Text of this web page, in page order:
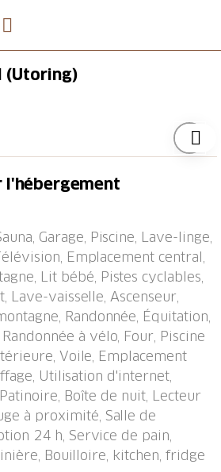
(Utoring)
tranquille, ensoleillée sur
piscine couverte. Infrastructures
salon avec TV, Connexion
Salle de jeux, ascenseur, local
central, lave-linge (en
et service boissons.
la maison par un chemin
(couvert, nombre de places
en commun (en sus). Magasins
m, arrêt du bus, gare
400 m, piscine couverte 1
km. Train de montagne,
pistes de ski. École de ski,
ski de fond, patinoire 300 m.
l'hébergement
Garage, Piscine, Lave-linge,
Emplacement central,
Lit bébé, Pistes cyclables,
Lave-vaisselle, Ascenseur,
Randonnée, Équitation,
à vélo, Four, Piscine
Voile, Emplacement
Utilisation d'internet,
Boîte de nuit, Lecteur
à proximité, Salle de
24 h, Service de pain,
Bouilloire, kitchen, fridge